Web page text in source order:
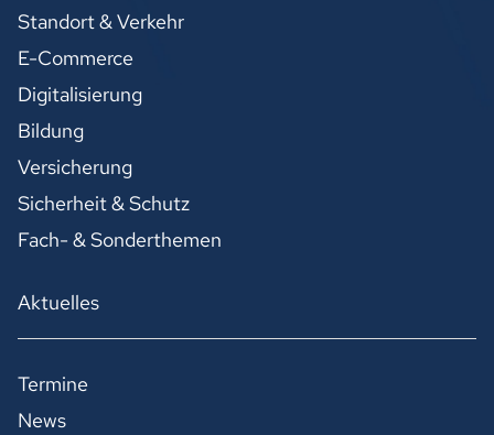
Standort & Verkehr
E-Commerce
Digitalisierung
Bildung
Versicherung
Sicherheit & Schutz
Fach- & Sonderthemen
Aktuelles
Termine
News